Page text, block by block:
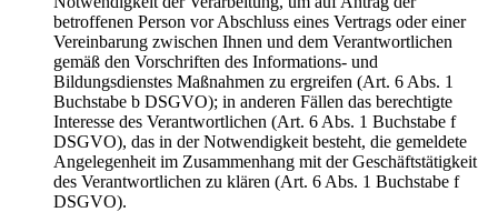
betroffenen Person vor Abschluss eines Vertrags oder einer
Vereinbarung zwischen Ihnen und dem Verantwortlichen
gemäß den Vorschriften des Informations- und
Bildungsdienstes Maßnahmen zu ergreifen (Art. 6 Abs. 1
Buchstabe b DSGVO); in anderen Fällen das berechtigte
Interesse des Verantwortlichen (Art. 6 Abs. 1 Buchstabe f
DSGVO), das in der Notwendigkeit besteht, die gemeldete
Angelegenheit im Zusammenhang mit der Geschäftstätigkeit
des Verantwortlichen zu klären (Art. 6 Abs. 1 Buchstabe f
DSGVO).